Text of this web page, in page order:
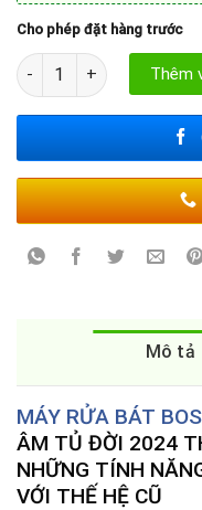
Cho phép đặt hàng trước
MÁY RỬA BÁT BOSCH
Thêm
Mô tả
MÁY RỬA BÁT
ÂM TỦ ĐỜI 2024
NHỮNG TÍNH
VỚI THẾ HỆ CŨ